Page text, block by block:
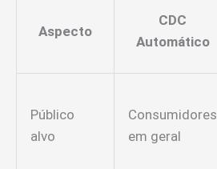
Aspecto
CDC
Automático
Público
alvo
Consumidores
em geral